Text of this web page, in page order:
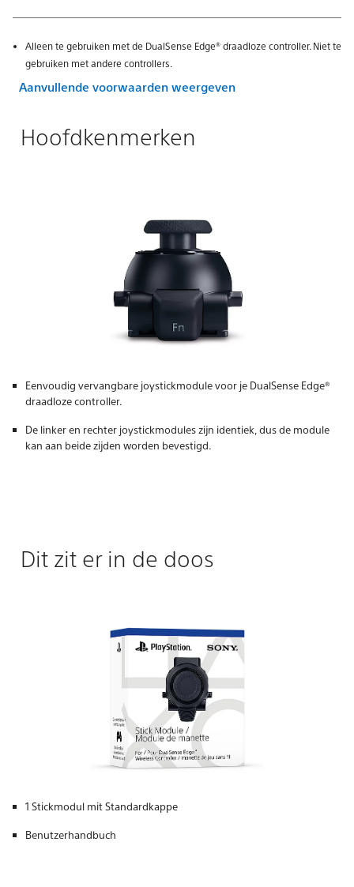
Alleen te gebruiken met de DualSense Edge® draadloze controller. Niet te
gebruiken met andere controllers.
Aanvullende voorwaarden weergeven
Hoofdkenmerken
Eenvoudig vervangbare joystickmodule voor je DualSense Edge®
draadloze controller.
De linker en rechter joystickmodules zijn identiek, dus de module
kan aan beide zijden worden bevestigd.
Dit zit er in de doos
1 Stickmodul mit Standardkappe
Benutzerhandbuch